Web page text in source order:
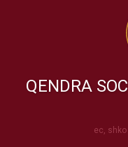
QENDRA
ec,